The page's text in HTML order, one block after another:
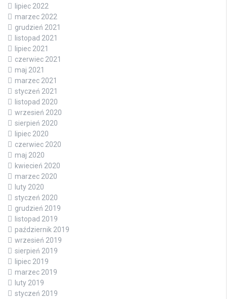
lipiec 2022
marzec 2022
grudzień 2021
listopad 2021
lipiec 2021
czerwiec 2021
maj 2021
marzec 2021
styczeń 2021
listopad 2020
wrzesień 2020
sierpień 2020
lipiec 2020
czerwiec 2020
maj 2020
kwiecień 2020
marzec 2020
luty 2020
styczeń 2020
grudzień 2019
listopad 2019
październik 2019
wrzesień 2019
sierpień 2019
lipiec 2019
marzec 2019
luty 2019
styczeń 2019